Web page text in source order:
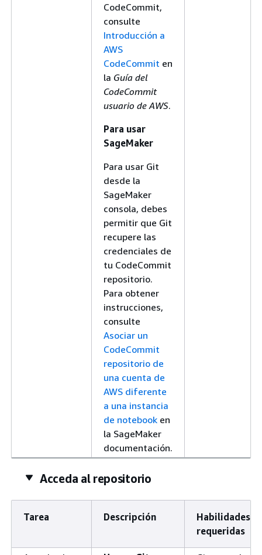
CodeCommit,
consulte
Introducción a
AWS
CodeCommit en
la Guía del
CodeCommit
usuario de AWS.
Para usar
SageMaker
Para usar Git
desde la
SageMaker
consola, debes
permitir que Git
recupere las
credenciales de
tu CodeCommit
repositorio.
Para obtener
instrucciones,
consulte
Asociar un
CodeCommit
repositorio de
una cuenta de
AWS diferente
a una instancia
de notebook en
la SageMaker
documentación.
Acceda al repositorio
Tarea Descripción
Habilidades
requeridas